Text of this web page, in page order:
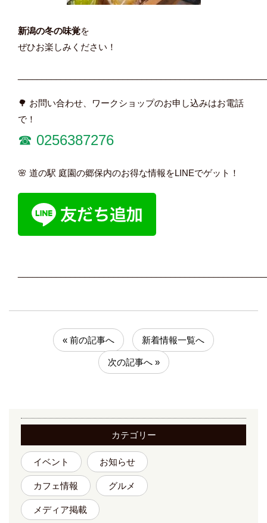
新潟の冬の味覚を
ぜひお楽しみください！
🌳 お問い合わせ、ワークショップのお申し込みはお電話
で！
☎︎ 0256387276
🌸 道の駅 庭園の郷保内のお得な情報をLINEでゲット！
« 前の記事へ 新着情報一覧へ
次の記事へ »
カテゴリー
イベント お知らせ
カフェ情報 グルメ
メディア掲載